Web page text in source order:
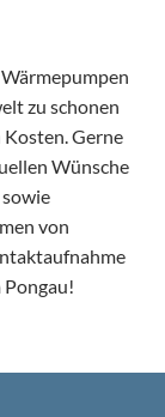
zu schonen
Gerne
Wünsche
von